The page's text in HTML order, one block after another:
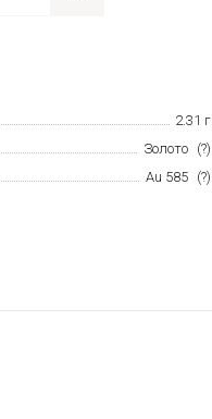
2.31 г
Золото (?)
Au 585 (?)